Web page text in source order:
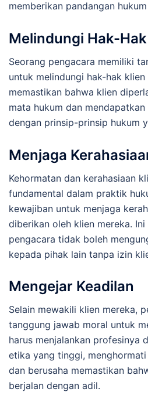
memberikan pandangan
Melindungi Hak-
Seorang pengacara memiliki
untuk melindungi hak-hak
memastikan bahwa klien
mata hukum dan
dengan prinsip-prinsip hukum
Menjaga
Kehormatan dan kerahasiaan
fundamental dalam praktik
kewajiban untuk menjaga
diberikan oleh klien mereka.
pengacara tidak boleh
kepada pihak lain tanpa izin
Mengejar Keadilan
Selain mewakili klien mereka,
tanggung jawab moral untuk
harus menjalankan profesinya
etika yang tinggi,
dan berusaha memastikan
berjalan dengan adil.